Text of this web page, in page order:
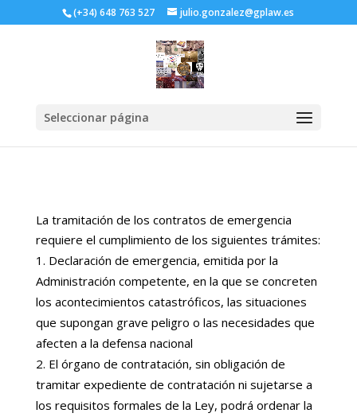
(+34) 648 763 527 julio.gonzalez@gplaw.es
Seleccionar página
La tramitación de los contratos de emergencia
requiere el cumplimiento de los siguientes trámites:
Declaración de emergencia, emitida por la
Administración competente, en la que se concreten
los acontecimientos catastróficos, las situaciones
que supongan grave peligro o las necesidades que
afecten a la defensa nacional
El órgano de contratación, sin obligación de
tramitar expediente de contratación ni sujetarse a
los requisitos formales de la Ley, podrá ordenar la